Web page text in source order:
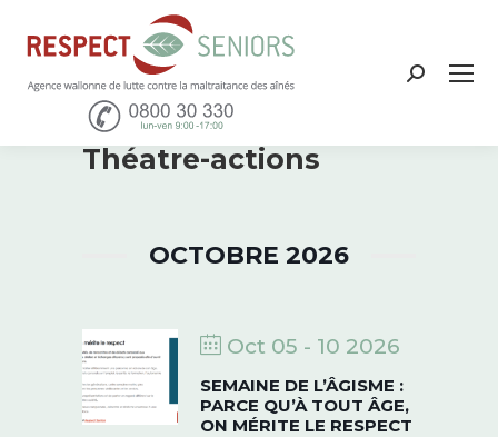
Théatre-actions
OCTOBRE 2026
Oct 05 - 10 2026
SEMAINE DE L’ÂGISME :
PARCE QU’À TOUT ÂGE,
ON MÉRITE LE RESPECT